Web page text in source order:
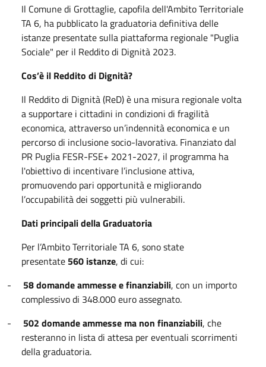
Il Comune di Grottaglie, capofila dell'Ambito Territoriale
TA 6, ha pubblicato la graduatoria definitiva delle
istanze presentate sulla piattaforma regionale "Puglia
Sociale" per il Reddito di Dignità 2023.
Cos’è il Reddito di Dignità?
Il Reddito di Dignità (ReD) è una misura regionale volta
a supportare i cittadini in condizioni di fragilità
economica, attraverso un’indennità economica e un
percorso di inclusione socio-lavorativa. Finanziato dal
PR Puglia FESR-FSE+ 2021-2027, il programma ha
l'obiettivo di incentivare l’inclusione attiva,
promuovendo pari opportunità e migliorando
l’occupabilità dei soggetti più vulnerabili.
Dati principali della Graduatoria
Per l’Ambito Territoriale TA 6, sono state
presentate 560 istanze, di cui:
-
58 domande ammesse e finanziabili, con un importo
complessivo di 348.000 euro assegnato.
-
502 domande ammesse ma non finanziabili, che
resteranno in lista di attesa per eventuali scorrimenti
della graduatoria.